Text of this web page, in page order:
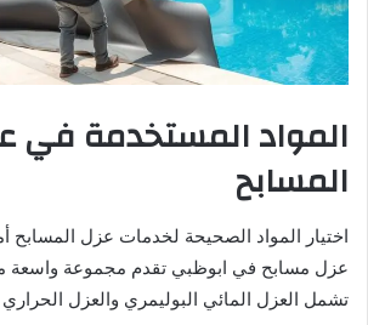
المواد المستخدمة في
المسابح
اختيار المواد الصحيحة لخدمات عزل المسابح
عزل مسابح في ابوظبي تقدم مجموعة واسعة
تشمل العزل المائي البوليمري والعزل الحراري